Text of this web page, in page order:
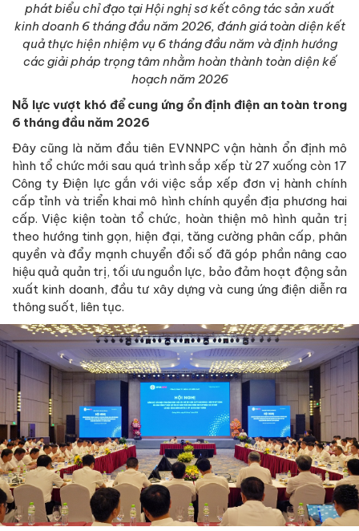
phát biểu chỉ đạo tại Hội nghị sơ kết công tác sản xuất
kinh doanh 6 tháng đầu năm 2026, đánh giá toàn diện kết
quả thực hiện nhiệm vụ 6 tháng đầu năm và định hướng
các giải pháp trọng tâm nhằm hoàn thành toàn diện kế
hoạch năm 2026
Nỗ lực vượt khó để cung ứng ổn định điện an toàn trong
6 tháng đầu năm 2026
Đây cũng là năm đầu tiên EVNNPC vận hành ổn định mô
hình tổ chức mới sau quá trình sắp xếp từ 27 xuống còn 17
Công ty Điện lực gắn với việc sắp xếp đơn vị hành chính
cấp tỉnh và triển khai mô hình chính quyền địa phương hai
cấp. Việc kiện toàn tổ chức, hoàn thiện mô hình quản trị
theo hướng tinh gọn, hiện đại, tăng cường phân cấp, phân
quyền và đẩy mạnh chuyển đổi số đã góp phần nâng cao
hiệu quả quản trị, tối ưu nguồn lực, bảo đảm hoạt động sản
xuất kinh doanh, đầu tư xây dựng và cung ứng điện diễn ra
thông suốt, liên tục.